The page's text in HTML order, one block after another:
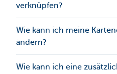
verknüpfen?
Wie kann ich meine
ändern?
Wie kann ich eine